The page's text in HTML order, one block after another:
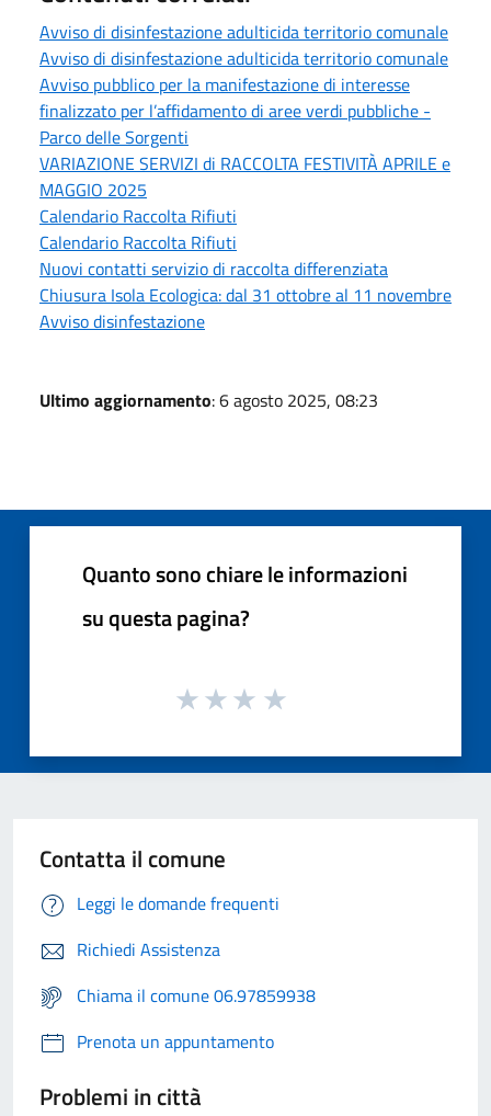
Avviso di disinfestazione adulticida territorio comunale
Avviso di disinfestazione adulticida territorio comunale
Avviso pubblico per la manifestazione di interesse
finalizzato per l’affidamento di aree verdi pubbliche -
Parco delle Sorgenti
VARIAZIONE SERVIZI di RACCOLTA FESTIVITÀ APRILE e
MAGGIO 2025
Calendario Raccolta Rifiuti
Calendario Raccolta Rifiuti
Nuovi contatti servizio di raccolta differenziata
Chiusura Isola Ecologica: dal 31 ottobre al 11 novembre
Avviso disinfestazione
Ultimo aggiornamento: 6 agosto 2025, 08:23
Quanto sono chiare le informazioni
su questa pagina?
Contatta il comune
Leggi le domande frequenti
Richiedi Assistenza
Chiama il comune 06.97859938
Prenota un appuntamento
Problemi in città